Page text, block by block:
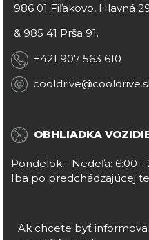
986 01 Fiľakovo, Hlavná
& 985 41 Prša 91.
+421 907 563 610
OBHLIADKA
Pondelok - Nedeľa: 6:00 -
Iba po predchádzajúcej
Ak chcete byť